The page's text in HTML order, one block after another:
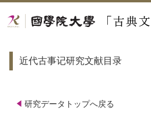
近代古事记研究文献目录
研究データトップへ戻る